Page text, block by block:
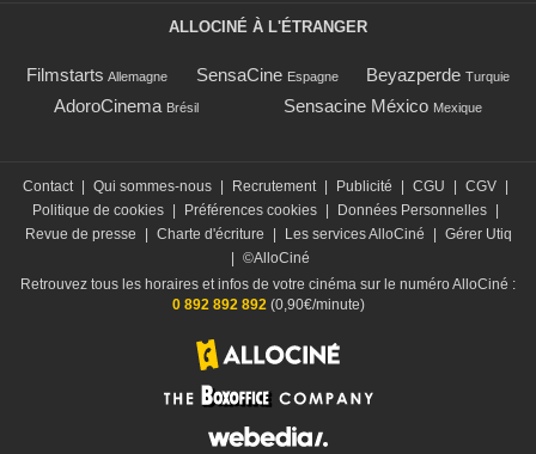
ALLOCINÉ À L'ÉTRANGER
Filmstarts Allemagne SensaCine Espagne Beyazperde Turquie
AdoroCinema Brésil Sensacine México Mexique
Contact Qui sommes-nous Recrutement Publicité CGU CGV
Politique de cookies
Préférences cookies Données Personnelles
Revue de presse
Charte d'écriture Les services AlloCiné
Gérer Utiq
©AlloCiné
Retrouvez tous les horaires et infos de votre cinéma sur le numéro AlloCiné :
0 892 892 892(0,90€/minute)